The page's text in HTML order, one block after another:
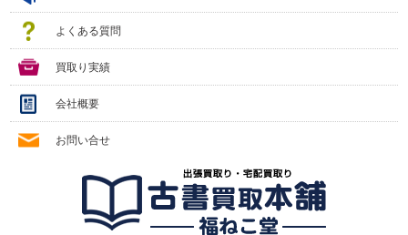
よくある質問
買取り実績
会社概要
お問い合せ